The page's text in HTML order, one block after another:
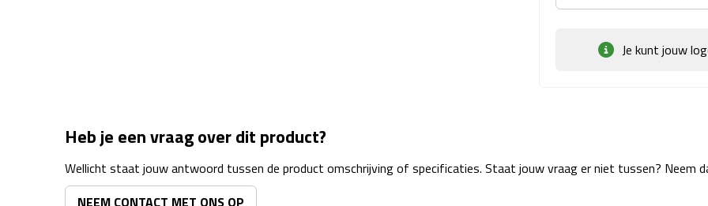
Je kunt jouw
Heb je een vraag over dit product?
Wellicht staat jouw antwoord tussen de product omschrijving of specificaties. Staat jouw vraag er niet tussen? Neem
NEEM CONTACT MET ONS OP